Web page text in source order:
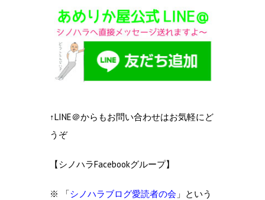
↑LINE＠からもお問い合わせはお気軽にど
うぞ
【シノハラFacebookグループ】
※ 「シノハラブログ愛読者の会 」という